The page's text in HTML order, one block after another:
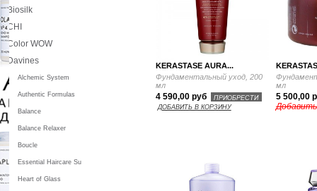
KERASTASE AURA...
Фундаментальный уход, 200
мл
4 590,00 руб
ПРИОБРЕСТИ
ДОБАВИТЬ В КОРЗИНУ
мл
5 500,00
Добавить
Biosilk
CHI
Color WOW
Davines
Alchemic System
Authentic Formulas
Balance
Balance Relaxer
Boucle
Essential Haircare Su
Heart of Glass